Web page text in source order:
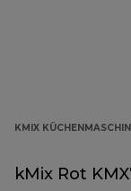
KMIX
kMix Rot